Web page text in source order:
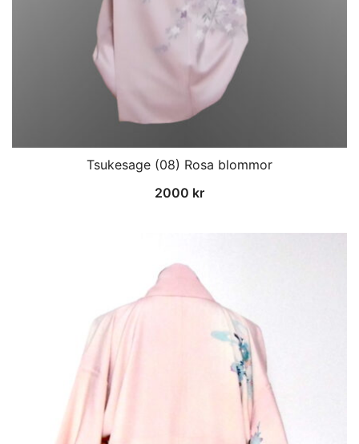
Tsukesage (08) Rosa blommor
2000 kr